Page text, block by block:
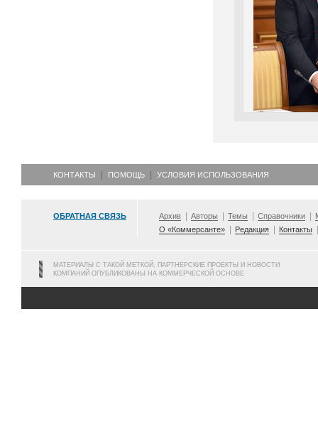
КОНТАКТЫ ПОМОЩЬ УСЛОВИЯ ИСПОЛЬЗОВАНИЯ
ОБРАТНАЯ СВЯЗЬ Архив Авторы Темы Справочники
О «Коммерсанте»
Редакция Контакты
МАТЕРИАЛЫ С ТАКОЙ МЕТКОЙ, ПАРТНЕРСКИЕ ПРОЕКТЫ И НОВОСТИ
КОМПАНИЙ ОПУБЛИКОВАНЫ НА КОММЕРЧЕСКОЙ ОСНОВЕ